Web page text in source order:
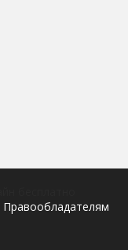
Правообладателям